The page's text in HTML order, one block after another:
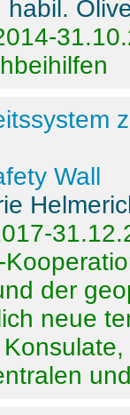
habil.
Wall
der
neue